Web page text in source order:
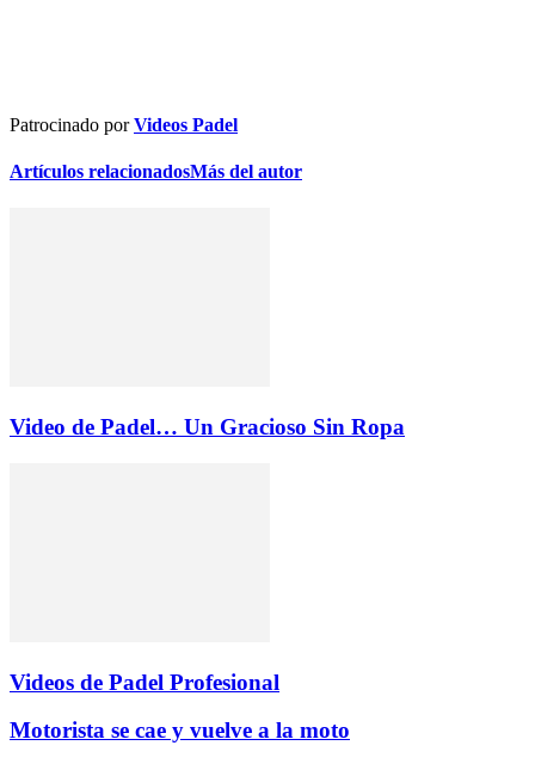
Patrocinado porVideos Padel
Artículos relacionadosMás del autor
Video de Padel… Un Gracioso Sin Ropa
Videos de Padel Profesional
Motorista se cae y vuelve a la moto